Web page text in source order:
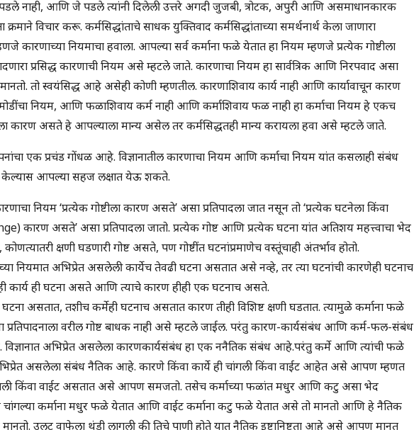
नाही, आणि जे पडले त्यांनी दिलेली उत्तरे अगदी जुजबी, त्रोटक, अपुरी आणि असमाधानकारक
विचार करू. कर्मसिद्धांताचे साधक युक्तिवाद कर्मसिद्धांताच्या समर्थनार्थ केला जाणारा
कारणाच्या नियमाचा हवाला. आपल्या सर्व कर्माना फळे येतात हा नियम म्हणजे प्रत्येक गोष्टीला
प्रसिद्ध कारणाची नियम असे म्हटले जाते. कारणाचा नियम हा सार्वत्रिक आणि निरपवाद असा
तो स्वयंसिद्ध आहे असेही कोणी म्हणतील. कारणाशिवाय कार्य नाही आणि कार्यावाचून कारण
नियम, आणि फळाशिवाय कर्म नाही आणि कर्माशिवाय फळ नाही हा कर्माचा नियम हे एकच
कारण असते हे आपल्याला मान्य असेल तर कर्मसिद्धतही मान्य करायला हवा असे म्हटले जाते.
एक प्रचंड गोंधळ आहे. विज्ञानातील कारणाचा नियम आणि कर्माचा नियम यांत कसलाही संबंध
केल्यास आपल्या सहज लक्षात येऊ शकते.
नियम ‘प्रत्येक गोष्टीला कारण असते’ असा प्रतिपादला जात नसून तो ‘प्रत्येक घटनेला किंवा
कारण असते’ असा प्रतिपादला जातो. प्रत्येक गोष्ट आणि प्रत्येक घटना यांत अतिशय महत्त्वाचा भेद
क्षणी घडणारी गोष्ट असते, पण गोष्टींत घटनांप्रमाणेच वस्तूंचाही अंतर्भाव होतो.
नियमात अभिप्रेत असलेली कार्येच तेवढी घटना असतात असे नव्हे, तर त्या घटनांची कारणेही घटनाच
कार्य ही घटना असते आणि त्याचे कारण हीही एक घटनाच असते.
असतात, तशीच कर्मेही घटनाच असतात कारण तीही विशिष्ट क्षणी घडतात. त्यामुळे कर्माना फळे
प्रतिपादनाला वरील गोष्ट बाधक नाही असे म्हटले जाईल. परंतु कारण-कार्यसंबंध आणि कर्म-फल-संबंध
अभिप्रेत असलेला कारणकार्यसंबंध हा एक ननैतिक संबंध आहे.परंतु कर्मे आणि त्यांची फळे
असलेला संबंध नैतिक आहे. कारणे किंवा कार्ये ही चांगली किंवा वाईट आहेत असे आपण म्हणत
किंवा वाईट असतात असे आपण समजतो. तसेच कर्माच्या फळांत मधुर आणि कटु असा भेद
चांगल्या कर्माना मधुर फळे येतात आणि वाईट कर्माना कटु फळे येतात असे तो मानतो आणि हे नैतिक
उलट वाफेला थंडी लागली की तिचे पाणी होते यात नैतिक इष्टानिष्टता आहे असे आपण मानत